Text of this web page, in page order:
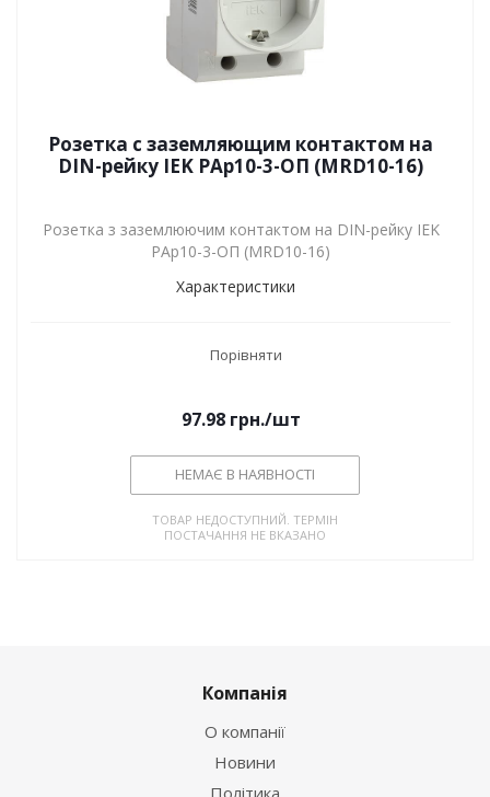
Розетка с заземляющим контактом на
DIN-рейку IEK РАр10-3-ОП (MRD10-16)
Розетка з заземлюючим контактом на DIN-рейку IEK
РАр10-3-ОП (MRD10-16)
Характеристики
Порівняти
97.98 грн./шт
НЕМАЄ В НАЯВНОСТІ
ТОВАР НЕДОСТУПНИЙ. ТЕРМІН
ПОСТАЧАННЯ НЕ ВКАЗАНО
Компанія
О компанії
Новини
Політика